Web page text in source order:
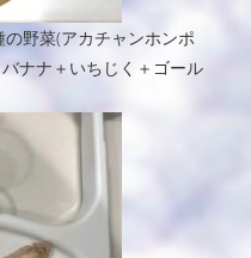
野菜(アカチャンホンポ
ナナ＋いちじく＋ゴール